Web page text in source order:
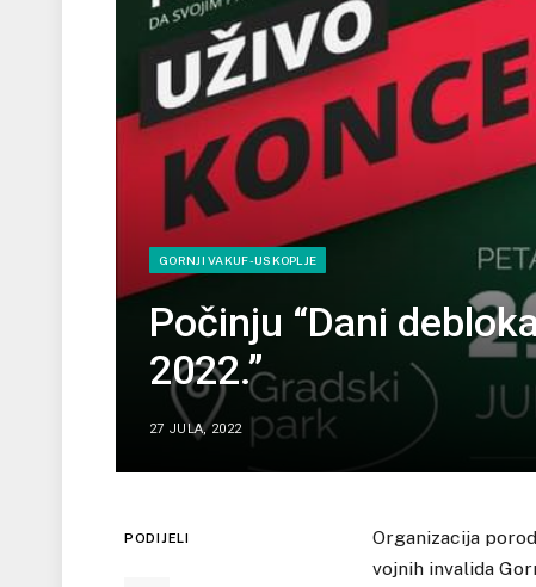
GORNJI VAKUF-USKOPLJE
Počinju “Dani
2022.”
27 JULA, 2022
PODIJELI
Organizacija
vojnih invalida